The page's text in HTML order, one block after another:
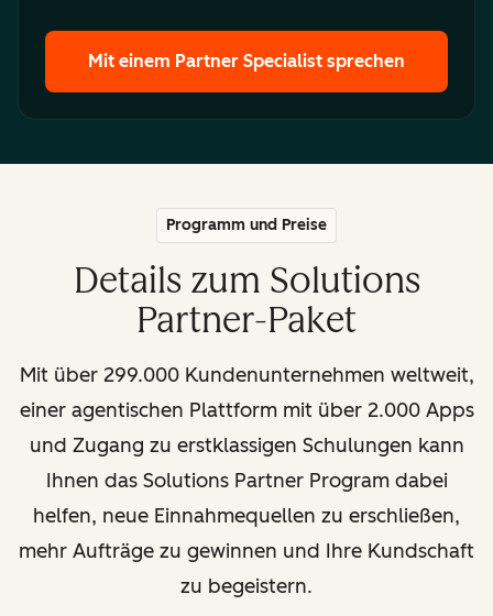
Mit einem Partner Specialist sprechen
Programm und Preise
Details zum Solutions
Partner-Paket
Mit über 299.000 Kundenunternehmen weltweit,
einer agentischen Plattform mit über 2.000 Apps
und Zugang zu erstklassigen Schulungen kann
Ihnen das Solutions Partner Program dabei
helfen, neue Einnahmequellen zu erschließen,
mehr Aufträge zu gewinnen und Ihre Kundschaft
zu begeistern.